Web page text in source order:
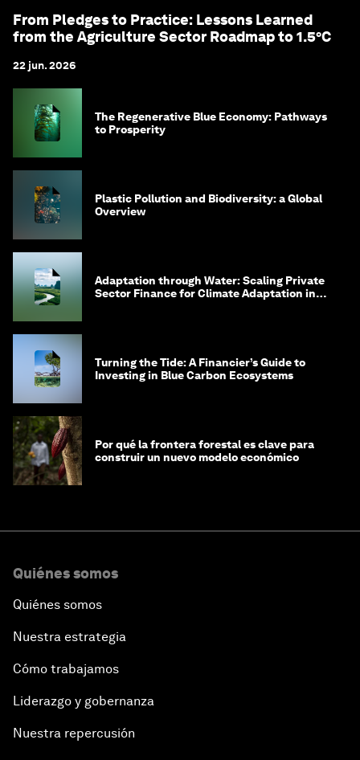
From Pledges to Practice: Lessons Learned
from the Agriculture Sector Roadmap to 1.5°C
22 jun. 2026
The Regenerative Blue Economy: Pathways
to Prosperity
Plastic Pollution and Biodiversity: a Global
Overview
Adaptation through Water: Scaling Private
Sector Finance for Climate Adaptation in
Turning the Tide: A Financier’s Guide to
Investing in Blue Carbon Ecosystems
Por qué la frontera forestal es clave para
construir un nuevo modelo económico
Quiénes somos
Quiénes somos
Nuestra estrategia
Cómo trabajamos
Liderazgo y gobernanza
Nuestra repercusión